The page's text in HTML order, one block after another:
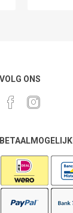
VOLG ONS